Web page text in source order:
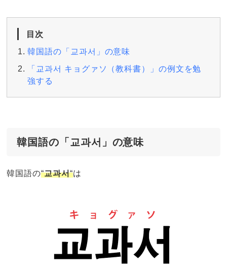
目次
韓国語の「교과서」の意味
「교과서 キョグァソ（教科書）」の例文を勉
強する
韓国語の「교과서」の意味
韓国語の“교과서“は